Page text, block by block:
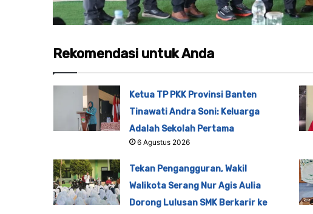
Rekomendasi untuk Anda
Ketua TP PKK Provinsi Banten
Tinawati Andra Soni: Keluarga
Adalah Sekolah Pertama
6 Agustus 2026
Tekan Pengangguran, Wakil
Walikota Serang Nur Agis Aulia
Dorong Lulusan SMK Berkarir ke